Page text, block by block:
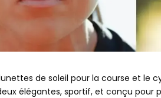
de soleil pour la course et le
élégantes, sportif, et conçu pour